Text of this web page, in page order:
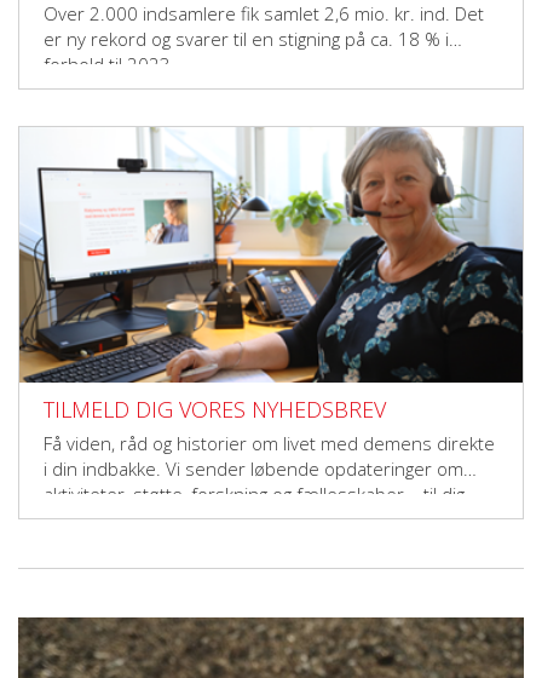
Over 2.000 indsamlere fik samlet 2,6 mio. kr. ind. Det
er ny rekord og svarer til en stigning på ca. 18 % i
forhold til 2023.
TILMELD DIG VORES NYHEDSBREV
Få viden, råd og historier om livet med demens direkte
i din indbakke. Vi sender løbende opdateringer om
aktiviteter, støtte, forskning og fællesskaber – til dig,
der vil gøre en forskel.